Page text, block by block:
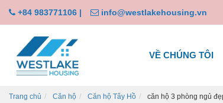
+84 983771106 | info@westlakehousing.vn
VỀ CHÚNG TÔI
Trang chủ Căn hộ Căn hộ Tây Hồ căn hộ 3 phòng ngủ